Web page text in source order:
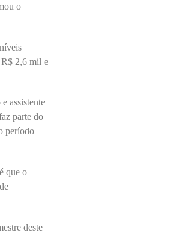
o
R$ 2,6 mil e
assistente
parte do
período
que o
deste